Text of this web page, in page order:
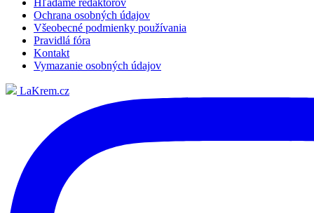
Hľadáme redaktorov
Ochrana osobných údajov
Všeobecné podmienky používania
Pravidlá fóra
Kontakt
Vymazanie osobných údajov
LaKrem.cz